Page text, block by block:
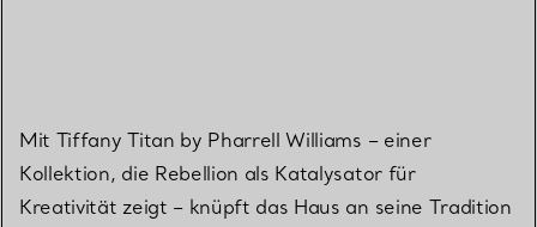
Mit Tiffany Titan by Pharrell Williams – einer
Kollektion, die Rebellion als Katalysator für
Kreativität zeigt – knüpft das Haus an seine Tradition